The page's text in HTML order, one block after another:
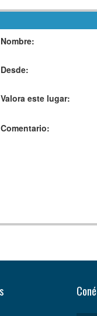
Nombre:
Desde:
Valora este lugar:
Comentario: